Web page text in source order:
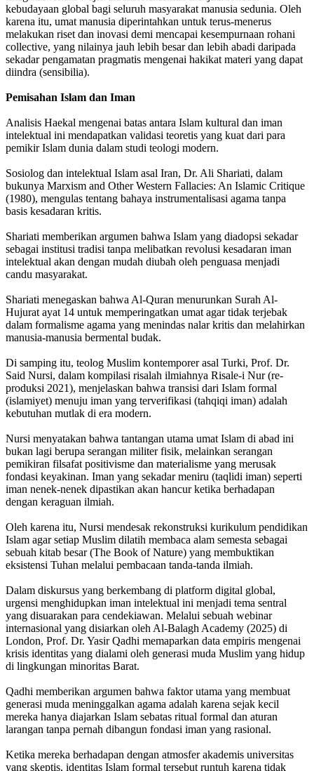
kebudayaan global bagi seluruh masyarakat manusia sedunia. Oleh
karena itu, umat manusia diperintahkan untuk terus-menerus
melakukan riset dan inovasi demi mencapai kesempurnaan rohani
collective, yang nilainya jauh lebih besar dan lebih abadi daripada
sekadar pengamatan pragmatis mengenai hakikat materi yang dapat
diindra (sensibilia).
Pemisahan Islam dan Iman
Analisis Haekal mengenai batas antara Islam kultural dan iman
intelektual ini mendapatkan validasi teoretis yang kuat dari para
pemikir Islam dunia dalam studi teologi modern.
Sosiolog dan intelektual Islam asal Iran, Dr. Ali Shariati, dalam
bukunya Marxism and Other Western Fallacies: An Islamic Critique
(1980), mengulas tentang bahaya instrumentalisasi agama tanpa
basis kesadaran kritis.
Shariati memberikan argumen bahwa Islam yang diadopsi sekadar
sebagai institusi tradisi tanpa melibatkan revolusi kesadaran iman
intelektual akan dengan mudah diubah oleh penguasa menjadi
candu masyarakat.
Shariati menegaskan bahwa Al-Quran menurunkan Surah Al-
Hujurat ayat 14 untuk memperingatkan umat agar tidak terjebak
dalam formalisme agama yang menindas nalar kritis dan melahirkan
manusia-manusia bermental budak.
Di samping itu, teolog Muslim kontemporer asal Turki, Prof. Dr.
Said Nursi, dalam kompilasi risalah ilmiahnya Risale-i Nur (re-
produksi 2021), menjelaskan bahwa transisi dari Islam formal
(islamiyet) menuju iman yang terverifikasi (tahqiqi iman) adalah
kebutuhan mutlak di era modern.
Nursi menyatakan bahwa tantangan utama umat Islam di abad ini
bukan lagi berupa serangan militer fisik, melainkan serangan
pemikiran filsafat positivisme dan materialisme yang merusak
fondasi keyakinan. Iman yang sekadar meniru (taqlidi iman) seperti
iman nenek-nenek dipastikan akan hancur ketika berhadapan
dengan keraguan ilmiah.
Oleh karena itu, Nursi mendesak rekonstruksi kurikulum pendidikan
Islam agar setiap Muslim dilatih membaca alam semesta sebagai
sebuah kitab besar (The Book of Nature) yang membuktikan
eksistensi Tuhan melalui pembacaan tanda-tanda ilmiah.
Dalam diskursus yang berkembang di platform digital global,
urgensi menghidupkan iman intelektual ini menjadi tema sentral
yang disuarakan para cendekiawan. Melalui sebuah webinar
internasional yang disiarkan oleh Al-Balagh Academy (2025) di
London, Prof. Dr. Yasir Qadhi memaparkan data empiris mengenai
krisis identitas yang dialami oleh generasi muda Muslim yang hidup
di lingkungan minoritas Barat.
Qadhi memberikan argumen bahwa faktor utama yang membuat
generasi muda meninggalkan agama adalah karena sejak kecil
mereka hanya diajarkan Islam sebatas ritual formal dan aturan
larangan tanpa pernah dibangun fondasi iman yang rasional.
Ketika mereka berhadapan dengan atmosfer akademis universitas
yang skeptis, identitas Islam formal tersebut runtuh karena tidak